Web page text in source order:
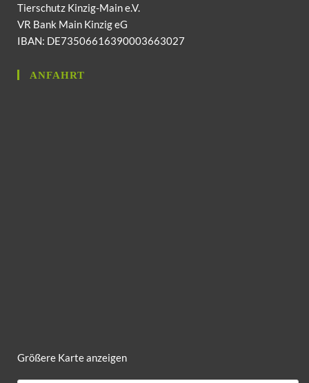
Tierschutz Kinzig-Main e.V.
VR Bank Main Kinzig eG
IBAN: DE73506616390003663027
ANFAHRT
Größere Karte anzeigen